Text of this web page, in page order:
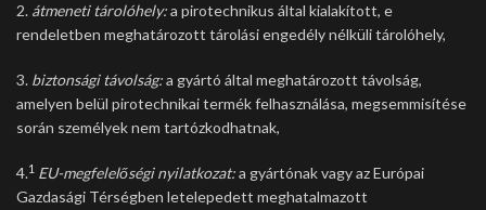
2. átmeneti tárolóhely:a pirotechnikus által kialakított, e
rendeletben meghatározott tárolási engedély nélküli tárolóhely,
3. biztonsági távolság:a gyártó által meghatározott távolság,
amelyen belül pirotechnikai termék felhasználása, megsemmisítése
során személyek nem tartózkodhatnak,
4.1 EU-megfelelőségi nyilatkozat:a gyártónak vagy az Európai
Gazdasági Térségben letelepedett meghatalmazott